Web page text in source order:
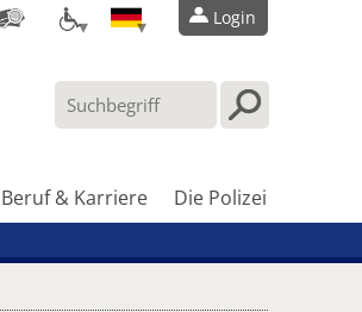
Login
Beruf & Karriere Die Polizei